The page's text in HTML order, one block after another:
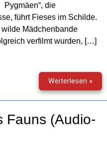
Pygmäen“, die
führt Fieses im Schilde.
Mädchenbande
verfilmt wurden, […]
Weiterlesen »Die
Teil
Fauns (Audio-